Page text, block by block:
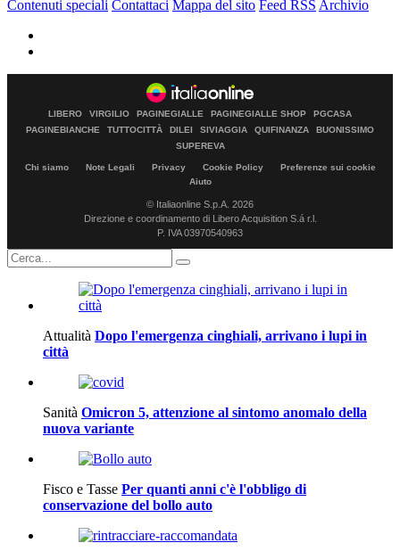
Contenuti speciali Contattaci Mappa del sito Feed RSS Archivio
LIBERO VIRGILIO PAGINEGIALLE PAGINEGIALLE SHOP
PGCASA
PAGINEBIANCHE
TUTTOCITTÀ DILEI SIVIAGGIA QUIFINANZA
BUONISSIMO
SUPEREVA
Chi siamo Note Legali Privacy Cookie Policy
Preferenze sui cookie
Aiuto
© Italiaonline S.p.A. 2026
Direzione e coordinamento di Libero Acquisition S.á r.l.
P. IVA 03970540963
Attualità Dopo l'emergenza cinghiali, arrivano i lupi in
città
Sanità Omicron 5, attenzione al sintomo anomalo della
nuova variante
Fisco e Tasse Per quanti anni c'è l'obbligo di
conservazione del bollo auto